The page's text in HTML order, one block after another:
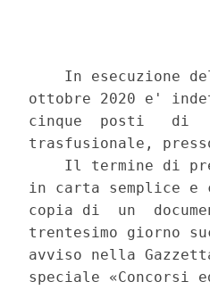
In esecuzione
ottobre 2020 e'
cinque  posti   di
trasfusionale,
Il termine di
in carta semplice e
copia di  un
trentesimo giorno
avviso nella
speciale «Concorsi